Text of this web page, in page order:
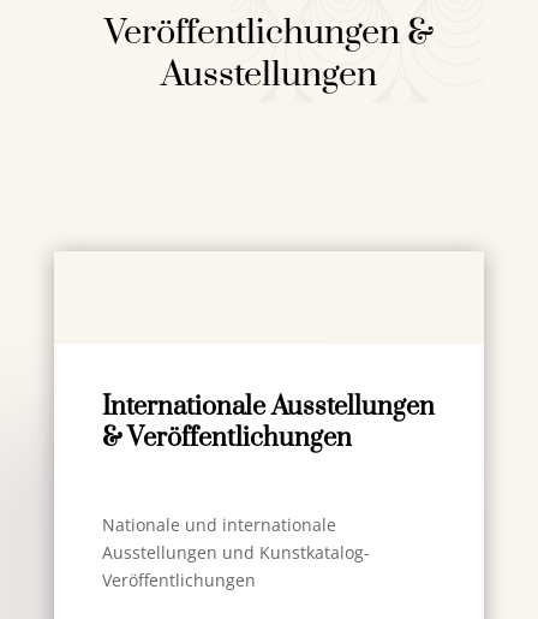
Veröffentlichungen &
Ausstellungen
Internationale Ausstellungen
& Veröffentlichungen
Nationale und internationale
Ausstellungen und Kunstkatalog-
Veröffentlichungen